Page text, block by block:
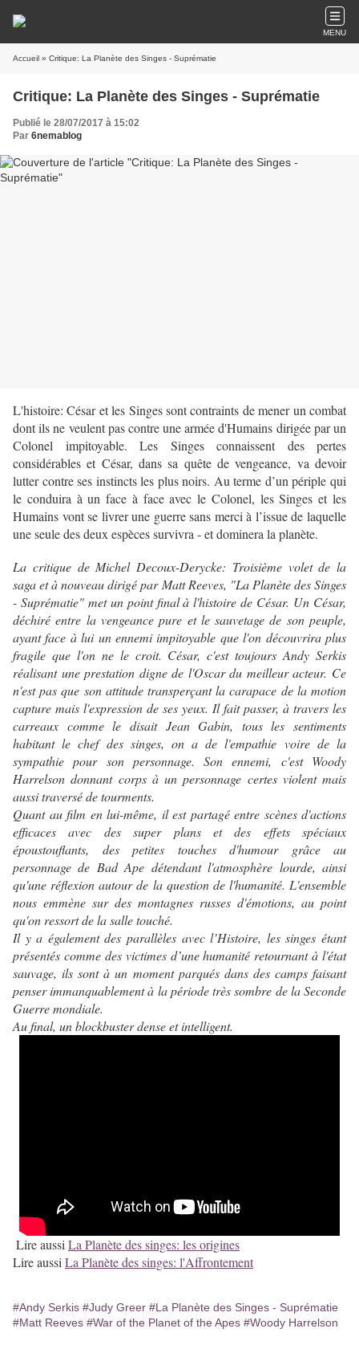
MENU
Accueil » Critique: La Planète des Singes - Suprématie
Critique: La Planète des Singes - Suprématie
Publié le 28/07/2017 à 15:02
Par 6nemablog
L'histoire: César et les Singes sont contraints de mener un combat
dont ils ne veulent pas contre une armée d'Humains dirigée par un
Colonel impitoyable. Les Singes connaissent des pertes
considérables et César, dans sa quête de vengeance, va devoir
lutter contre ses instincts les plus noirs. Au terme d’un périple qui
le conduira à un face à face avec le Colonel, les Singes et les
Humains vont se livrer une guerre sans merci à l’issue de laquelle
une seule des deux espèces survivra - et dominera la planète.
La critique de Michel Decoux-Derycke: Troisième volet de la
saga et à nouveau dirigé par Matt Reeves, "La Planète des Singes
- Suprématie" met un point final à l'histoire de César. Un César,
déchiré entre la vengeance pure et le sauvetage de son peuple,
ayant face à lui un ennemi impitoyable que l'on découvrira plus
fragile que l'on ne le croit. César, c'est toujours Andy Serkis
réalisant une prestation digne de l'Oscar du meilleur acteur. Ce
n'est pas que son attitude transperçant la carapace de la motion
capture mais l'expression de ses yeux. Il fait passer, à travers les
carreaux comme le disait Jean Gabin, tous les sentiments
habitant le chef des singes, on a de l'empathie voire de la
sympathie pour son personnage. Son ennemi, c'est Woody
Harrelson donnant corps à un personnage certes violent mais
aussi traversé de tourments.
Quant au film en lui-même, il est partagé entre scènes d'actions
efficaces avec des super plans et des effets spéciaux
époustouflants, des petites touches d'humour grâce au
personnage de Bad Ape détendant l'atmosphère lourde, ainsi
qu'une réflexion autour de la question de l'humanité. L'ensemble
nous emmène sur des montagnes russes d'émotions, au point
qu'on ressort de la salle touché.
Il y a également des parallèles avec l’Histoire, les singes étant
présentés comme des victimes d’une humanité retournant à l'état
sauvage, ils sont à un moment parqués dans des camps faisant
penser immanquablement à la période très sombre de la Seconde
Guerre mondiale.
Au final, un blockbuster dense et intelligent.
Lire aussi La Planète des singes: les origines
Lire aussi La Planète des singes: l'Affrontement
#Andy Serkis #Judy Greer #La Planète des Singes - Suprématie
#Matt Reeves #War of the Planet of the Apes #Woody Harrelson